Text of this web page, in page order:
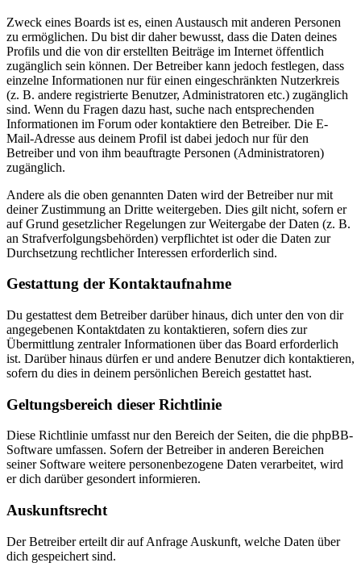
Zweck eines Boards ist es, einen Austausch mit anderen Personen
zu ermöglichen. Du bist dir daher bewusst, dass die Daten deines
Profils und die von dir erstellten Beiträge im Internet öffentlich
zugänglich sein können. Der Betreiber kann jedoch festlegen, dass
einzelne Informationen nur für einen eingeschränkten Nutzerkreis
(z. B. andere registrierte Benutzer, Administratoren etc.) zugänglich
sind. Wenn du Fragen dazu hast, suche nach entsprechenden
Informationen im Forum oder kontaktiere den Betreiber. Die E-
Mail-Adresse aus deinem Profil ist dabei jedoch nur für den
Betreiber und von ihm beauftragte Personen (Administratoren)
zugänglich.
Andere als die oben genannten Daten wird der Betreiber nur mit
deiner Zustimmung an Dritte weitergeben. Dies gilt nicht, sofern er
auf Grund gesetzlicher Regelungen zur Weitergabe der Daten (z. B.
an Strafverfolgungsbehörden) verpflichtet ist oder die Daten zur
Durchsetzung rechtlicher Interessen erforderlich sind.
Gestattung der Kontaktaufnahme
Du gestattest dem Betreiber darüber hinaus, dich unter den von dir
angegebenen Kontaktdaten zu kontaktieren, sofern dies zur
Übermittlung zentraler Informationen über das Board erforderlich
ist. Darüber hinaus dürfen er und andere Benutzer dich kontaktieren,
sofern du dies in deinem persönlichen Bereich gestattet hast.
Geltungsbereich dieser Richtlinie
Diese Richtlinie umfasst nur den Bereich der Seiten, die die phpBB-
Software umfassen. Sofern der Betreiber in anderen Bereichen
seiner Software weitere personenbezogene Daten verarbeitet, wird
er dich darüber gesondert informieren.
Auskunftsrecht
Der Betreiber erteilt dir auf Anfrage Auskunft, welche Daten über
dich gespeichert sind.